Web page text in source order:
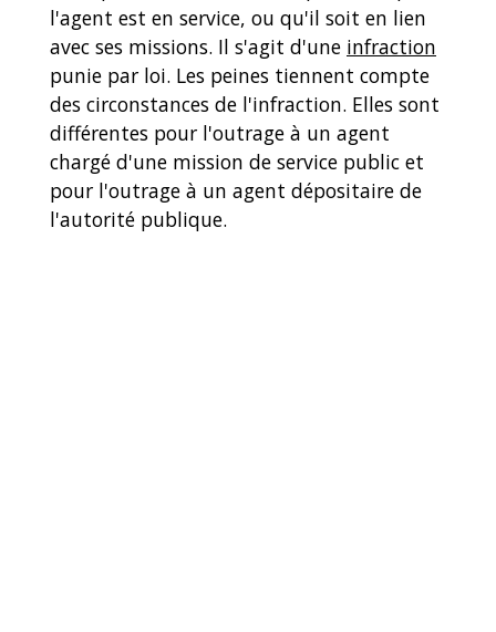
l'agent est en service, ou qu'il soit en lien
avec ses missions. Il s'agit d'une infraction
punie par loi. Les peines tiennent compte
des circonstances de l'infraction. Elles sont
différentes pour l'outrage à un agent
chargé d'une mission de service public et
pour l'outrage à un agent dépositaire de
l'autorité publique.